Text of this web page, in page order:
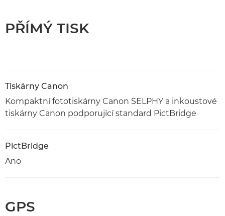
PŘÍMÝ TISK
Tiskárny Canon
Kompaktní fototiskárny Canon SELPHY a inkoustové
tiskárny Canon podporující standard PictBridge
PictBridge
Ano
GPS